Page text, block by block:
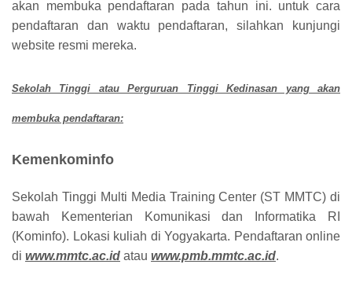
akan membuka pendaftaran pada tahun ini. untuk cara
pendaftaran dan waktu pendaftaran, silahkan kunjungi
website resmi mereka.
Sekolah Tinggi atau Perguruan Tinggi Kedinasan yang akan
membuka pendaftaran:
Kemenkominfo
Sekolah Tinggi Multi Media Training Center (ST MMTC) di
bawah Kementerian Komunikasi dan Informatika RI
(Kominfo). Lokasi kuliah di Yogyakarta. Pendaftaran online
di www.mmtc.ac.id atau www.pmb.mmtc.ac.id.